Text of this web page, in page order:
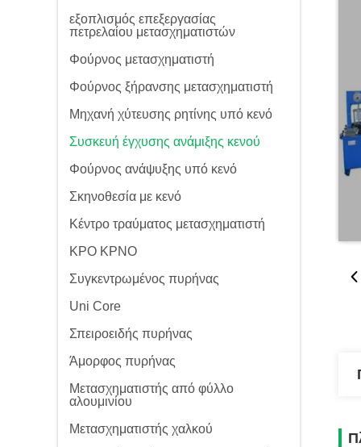
εξοπλισμός επεξεργασίας
πετρελαίου μετασχηματιστών
Φούρνος μετασχηματιστή
Φούρνος ξήρανσης μετασχηματιστή
Μηχανή χύτευσης ρητίνης υπό κενό
Συσκευή έγχυσης ανάμιξης κενού
Φούρνος ανάψυξης υπό κενό
Σκηνοθεσία με κενό
Κέντρο τραύματος μετασχηματιστή
ΚΡΟ ΚΡΝΟ
Συγκεντρωμένος πυρήνας
Uni Core
Σπειροειδής πυρήνας
Άμορφος πυρήνας
Μετασχηματιστής από φύλλο
αλουμινίου
Μετασχηματιστής χαλκού